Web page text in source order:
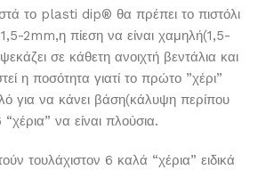
το plasti dip® θα πρέπει το πιστόλι
2mm,η πίεση να είναι χαμηλή(1,5-
σε κάθετη ανοιχτή βεντάλια και
η ποσότητα γιατί το πρώτο ”χέρι”
για να κάνει βάση(κάλυψη περίπου
να είναι πλούσια.
τουλάχιστον 6 καλά “χέρια” ειδικά